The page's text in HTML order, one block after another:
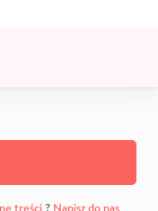
treści? Napisz do nas